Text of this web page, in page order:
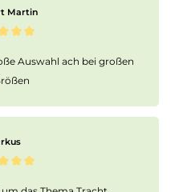
Martin
Auswahl ach bei großen